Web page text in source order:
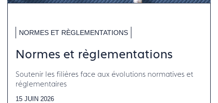
NORMES ET RÈGLEMENTATIONS
Normes et règlementations
Soutenir les filières face aux évolutions normatives et
réglementaires
15 JUIN 2026